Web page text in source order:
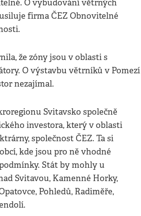
O vybudování větrných
firma ČEZ Obnovitelné
že zóny jsou v oblasti s
O výstavbu větrníků v Pomezí
nezajímal.
Svitavsko společně
investora, který v oblasti
společnost ČEZ. Ta si
kde jsou pro ně vhodné
Stát by mohly u
Svitavou, Kamenné Horky,
Pohledů, Radiměře,